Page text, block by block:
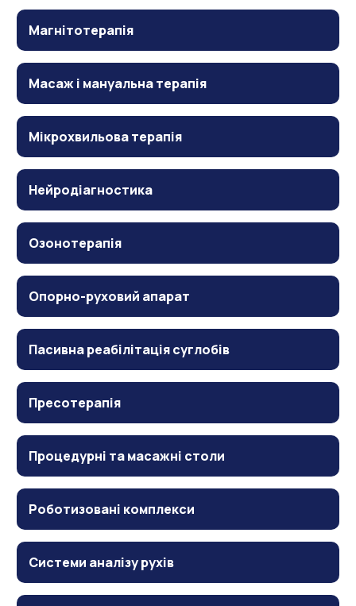
Магнітотерапія
Масаж і мануальна терапія
Мікрохвильова терапія
Нейродіагностика
Озонотерапія
Опорно-руховий апарат
Пасивна реабілітація суглобів
Пресотерапія
Процедурні та масажні столи
Роботизовані комплекси
Системи аналізу рухів